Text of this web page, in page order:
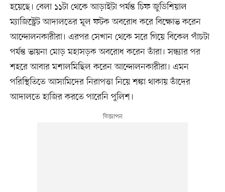
হয়েছে। বেলা ১১টা থেকে আড়াইটা পর্যন্ত চিফ জুডিশিয়াল
ম্যাজিস্ট্রেট আদালতের মূল ফটক অবরোধ করে বিক্ষোভ করেন
আন্দোলনকারীরা। এরপর সেখান থেকে সরে গিয়ে বিকেল পাঁচটা
পর্যন্ত ভায়না মোড় মহাসড়ক অবরোধ করেন তাঁরা। সন্ধ্যার পর
শহরে আবার মশালমিছিল করেন আন্দোলনকারীরা। এমন
পরিস্থিতিতে আসামিদের নিরাপত্তা নিয়ে শঙ্কা থাকায় তাঁদের
আদালতে হাজির করতে পারেনি পুলিশ।